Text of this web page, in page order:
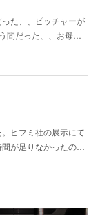
た、、ピッチャーが
間だった、、お母…
ヒフミ社の展示にて
間が足りなかったの…